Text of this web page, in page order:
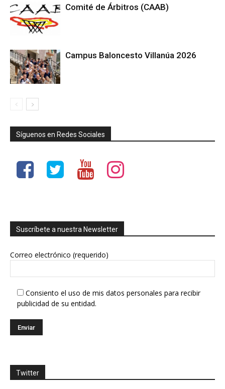
Comité de Árbitros (CAAB)
Campus Baloncesto Villanúa 2026
Síguenos en Redes Sociales
Suscríbete a nuestra Newsletter
Correo electrónico (requerido)
Consiento el uso de mis datos personales para recibir
publicidad de su entidad.
Twitter